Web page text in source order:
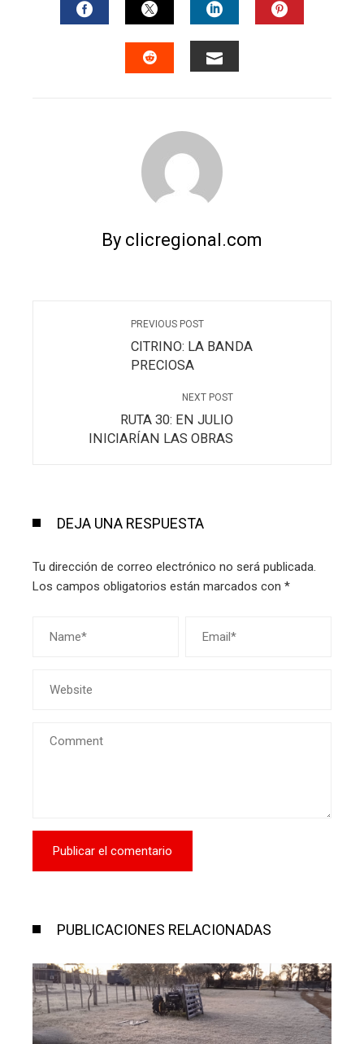
FACEBOOKTWITTERLINKEDIN
By clicregional.com
PREVIOUS POST
CITRINO: LA BANDA
PRECIOSA
NEXT POST
RUTA 30: EN JULIO
INICIARÍAN LAS OBRAS
DEJA UNA RESPUESTA
Tu dirección de correo electrónico no será publicada.
Los campos obligatorios están marcados con *
PUBLICACIONES RELACIONADAS